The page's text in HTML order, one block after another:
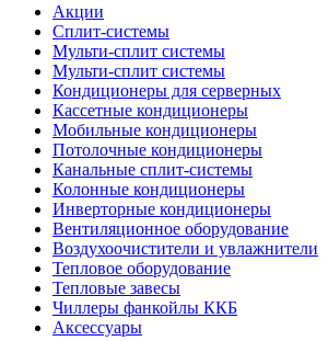
Акции
Сплит-системы
Мульти-сплит системы
Мульти-сплит системы
Кондиционеры для серверных
Кассетные кондиционеры
Мобильные кондиционеры
Потолочные кондиционеры
Канальные сплит-системы
Колонные кондиционеры
Инверторные кондиционеры
Вентиляционное оборудование
Воздухоочистители и увлажнители
Тепловое оборудование
Тепловые завесы
Чиллеры фанкойлы ККБ
Аксессуары